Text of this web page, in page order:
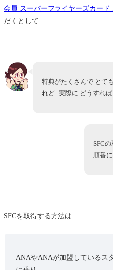
会員 スーパーフライヤーズカード
だくとして...
特典がたくさんで とて
れど...実際に どうすれ
SFCの
順番
SFCを取得する方法は
ANAやANAが加盟しているス